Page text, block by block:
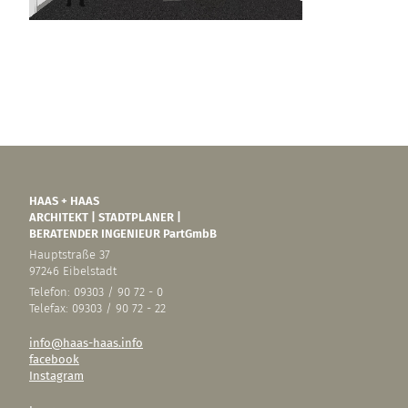
HAAS + HAAS
ARCHITEKT | STADTPLANER |
BERATENDER INGENIEUR PartGmbB
Hauptstraße 37
97246 Eibelstadt
Telefon: 09303 / 90 72 - 0
Telefax: 09303 / 90 72 - 22
info@haas-haas.info
facebook
Instagram